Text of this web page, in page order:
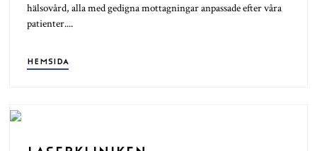
hälsovård, alla med gedigna mottagningar anpassade efter våra
patienter....
HEMSIDA